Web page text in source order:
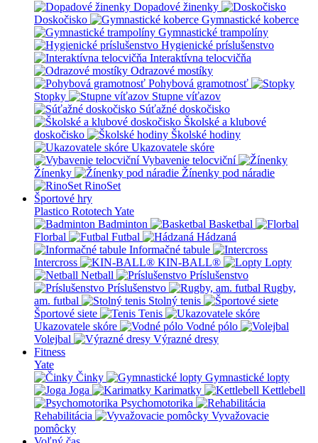
Dopadové žinenky
Doskočisko
Gymnastické koberce
Gymnastické trampolíny
Hygienické príslušenstvo
Interaktívna telocvičňa
Odrazové mostíky
Pohybová gramotnosť
Stopky
Stupne víťazov
Súťažné doskočisko
Školské a klubové
doskočisko
Školské hodiny
Ukazovatele skóre
Vybavenie telocviční
Žínenky
Žínenky pod náradie
RinoSet
Športové hry
Plastico Rototech Yate
Badminton
Basketbal
Florbal
Futbal
Hádzaná
Informačné tabule
Intercross
KIN-BALL®
Lopty
Netball
Príslušenstvo
Príslušenstvo
Rugby,
am. futbal
Stolný tenis
Športové siete
Tenis
Ukazovatele skóre
Vodné pólo
Volejbal
Výrazné dresy
Fitness
Yate
Činky
Gymnastické lopty
Joga
Karimatky
Kettlebell
Psychomotorika
Rehabilitácia
Vyvažovacie
pomôcky